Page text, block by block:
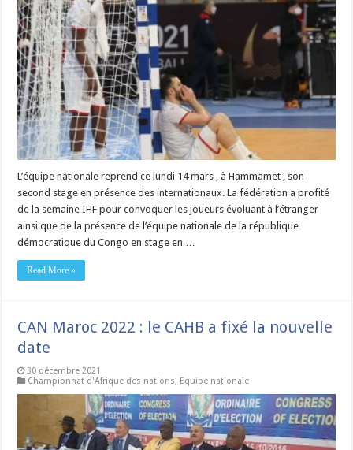
L’équipe nationale reprend ce lundi 14 mars , à Hammamet , son
second stage en présence des internationaux. La fédération a profité
de la semaine IHF pour convoquer les joueurs évoluant à l’étranger
ainsi que de la présence de l’équipe nationale de la république
démocratique du Congo en stage en …
Read More »
CAN Maroc 2022 : le CAHB a fixé la nouvelle
date
30 décembre 2021
Championnat d'Afrique des nations, Equipe nationale